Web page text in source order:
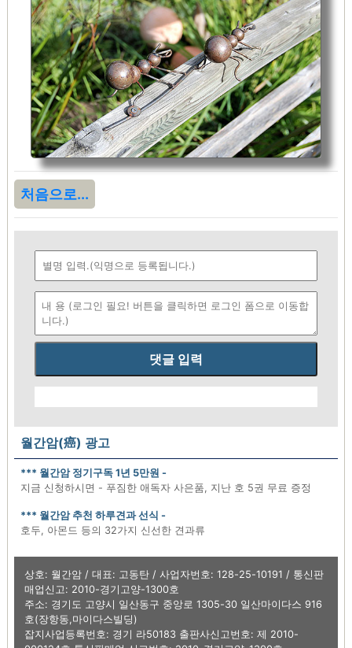
처음으로...
댓글 입력
월간암(癌) 광고
*** 월간암 정기구독 1년 5만원 -
지금 신청하시면 - 푸짐한 애독자 사은품, 지난 호 5권 무료 증정
*** 월간암 추천 하루견과 선식 -
호두, 아몬드 등의 32가지 신선한 견과류
상호: 월간암 / 대표: 고동탄 / 사업자번호: 128-25-10191 / 통신판
매업신고: 2010-경기고양-1300호
주소: 경기도 고양시 일산동구 중앙로 1305-30 일산마이다스 916
호(장항동,마이다스빌딩)
잡지사업등록번호: 경기 라50183 출판사신고번호: 제 2010-